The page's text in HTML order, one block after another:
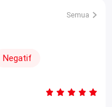
Semua
Negatif